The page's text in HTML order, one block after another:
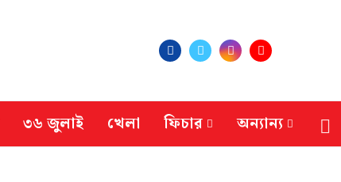
৩৬ জুলাই খেলা ফিচার অন্যান্য